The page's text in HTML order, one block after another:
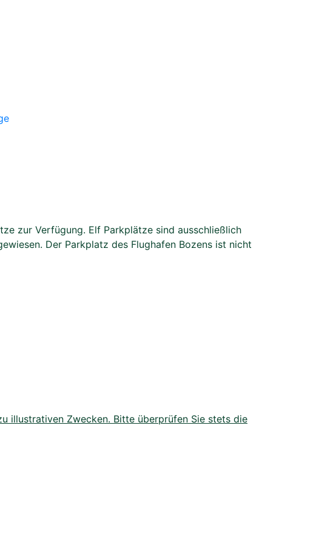
zur Verfügung. Elf Parkplätze sind ausschließlich
Der Parkplatz des Flughafen Bozens ist nicht
illustrativen Zwecken. Bitte überprüfen Sie stets die